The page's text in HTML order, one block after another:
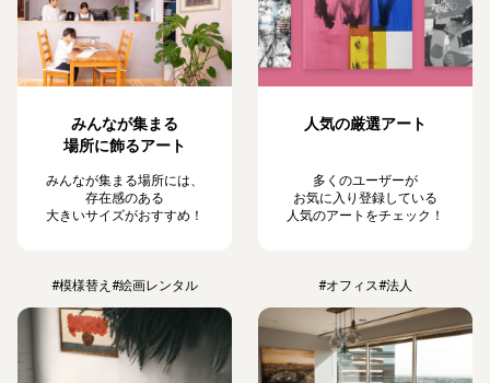
みんなが集まる
場所に飾るアート
みんなが集まる場所には、
存在感のある
大きいサイズがおすすめ！
人気の厳選アート
多くのユーザーが
お気に入り登録している
人気のアートをチェック！
#模様替え #絵画レンタル #オフィス#法人